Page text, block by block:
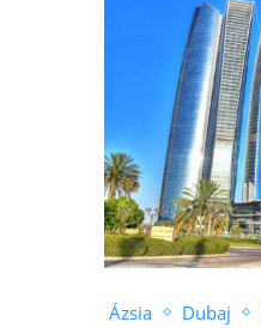
Ázsia Dubaj